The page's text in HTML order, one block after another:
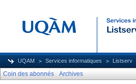
UQAM Services informatiques Listserv
Coin des abonnés Archives